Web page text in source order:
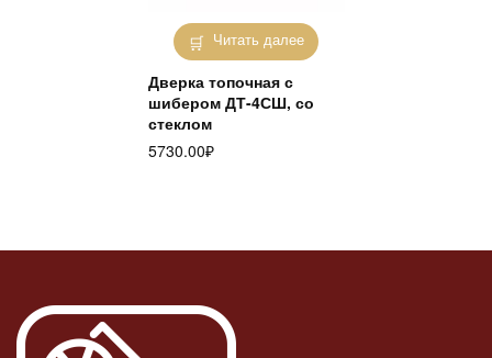
Читать далее
Дверка топочная с
шибером ДТ-4СШ, со
стеклом
5730.00₽